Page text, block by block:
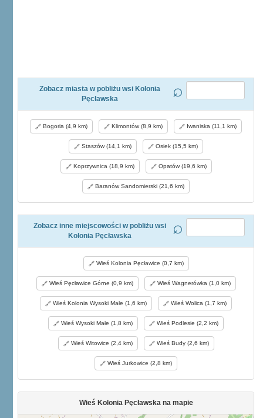
Zobacz miasta w pobliżu wsi Kolonia
Pęcławska
Bogoria (4,9 km) Klimontów (8,9 km) Iwaniska (11,1 km)
Staszów (14,1 km) Osiek (15,5 km)
Koprzywnica (18,9 km) Opatów (19,6 km)
Baranów Sandomierski (21,6 km)
Zobacz inne miejscowości w pobliżu wsi
Kolonia Pęcławska
Wieś Kolonia Pęcławice (0,7 km)
Wieś Pęcławice Górne (0,9 km) Wieś Wagnerówka (1,0 km)
Wieś Kolonia Wysoki Małe (1,6 km) Wieś Wolica (1,7 km)
Wieś Wysoki Małe (1,8 km) Wieś Podlesie (2,2 km)
Wieś Witowice (2,4 km) Wieś Budy (2,6 km)
Wieś Jurkowice (2,8 km)
Wieś Kolonia Pęcławska na mapie